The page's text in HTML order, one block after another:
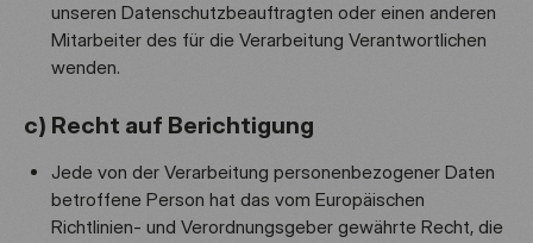
unseren Datenschutzbeauftragten oder einen anderen
Mitarbeiter des für die Verarbeitung Verantwortlichen
wenden.
c) Recht auf Berichtigung
Jede von der Verarbeitung personenbezogener Daten
betroffene Person hat das vom Europäischen
Richtlinien- und Verordnungsgeber gewährte Recht, die